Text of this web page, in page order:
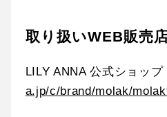
取り扱いWEB販売
LILY ANNA 公式ショップ
a.jp/c/brand/molak/